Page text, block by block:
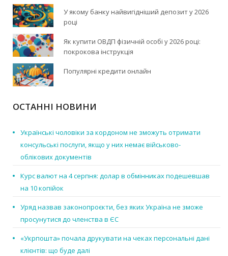
У якому банку найвигідніший депозит у 2026
році
Як купити ОВДП фізичній особі у 2026 році:
покрокова інструкція
Популярні кредити онлайн
ОСТАННІ НОВИНИ
Українські чоловіки за кордоном не зможуть отримати
консульські послуги, якщо у них немає військово-
облікових документів
Курс валют на 4 серпня: долар в обмінниках подешевшав
на 10 копійок
Уряд назвав законопроєкти, без яких Україна не зможе
просунутися до членства в ЄС
«Укрпошта» почала друкувати на чеках персональні дані
клієнтів: що буде далі